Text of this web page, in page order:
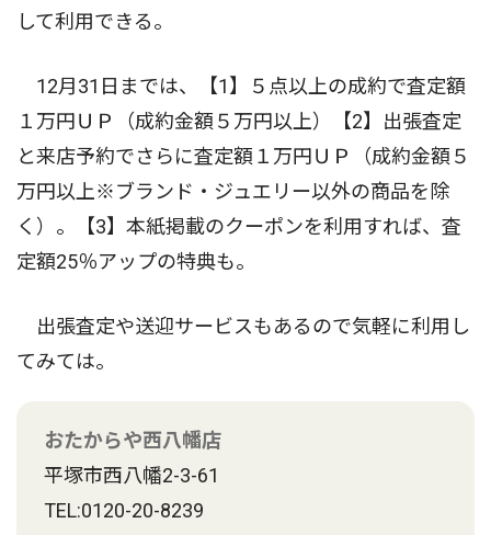
して利用できる。
12月31日までは、【1】５点以上の成約で査定額
１万円ＵＰ（成約金額５万円以上）【2】出張査定
と来店予約でさらに査定額１万円ＵＰ（成約金額５
万円以上※ブランド・ジュエリー以外の商品を除
く）。【3】本紙掲載のクーポンを利用すれば、査
定額25％アップの特典も。
出張査定や送迎サービスもあるので気軽に利用し
てみては。
おたからや西八幡店
平塚市西八幡2-3-61
TEL:0120-20-8239